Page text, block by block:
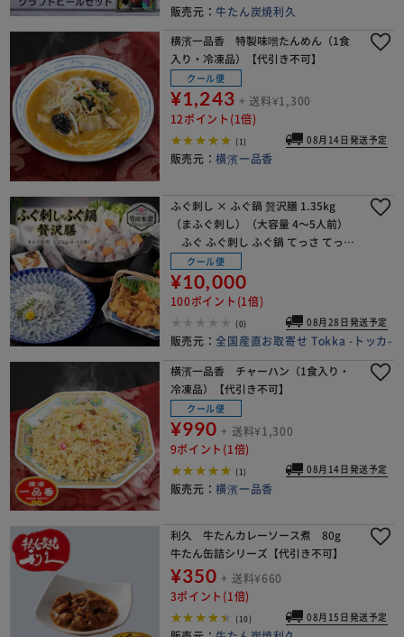
販売元：牛たん炭焼利久
横濱一品香 特製味噌たんめん（1食
入り・冷凍品）【代引き不可】
クール便
¥1,243 + 送料¥1,300
12ポイント(1倍)
(1) 08月14日発送予定
販売元：横濱一品香
ふぐ刺し × ふぐ鍋 贅沢膳 1.35kg
（まふぐ刺し）（大容量 4～5人前）
ふぐ ふぐ刺し ふぐ鍋 てっさ てっち
り ふぐ料理 高級 国産 ギフト お取り寄
せ お歳暮 年末年始 お祝い
クール便
¥10,000
100ポイント(1倍)
(0) 08月28日発送予定
販売元： 全国産直お取寄せ Tokka -トッカ-
横濱一品香 チャーハン（1食入り・
冷凍品）【代引き不可】
クール便
¥990 + 送料¥1,300
9ポイント(1倍)
(1) 08月14日発送予定
販売元：横濱一品香
利久 牛たんカレーソース煮 80g
牛たん缶詰シリーズ【代引き不可】
¥350 + 送料¥660
3ポイント(1倍)
(10) 08月15日発送予定